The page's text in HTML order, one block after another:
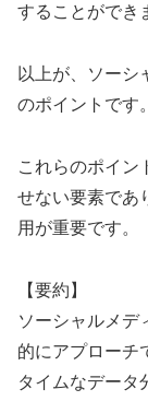
することができ
以上が、ソーシ
のポイントです。
これらのポイン
せない要素であ
用が重要です。
【要約】
ソーシャルメデ
的にアプローチ
タイムなデータ